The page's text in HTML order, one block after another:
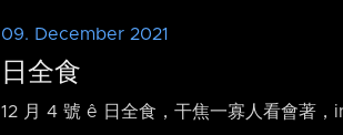
09. December 2021
日全食
12 月 4 號 ê 日全食，干焦一寡人看會著